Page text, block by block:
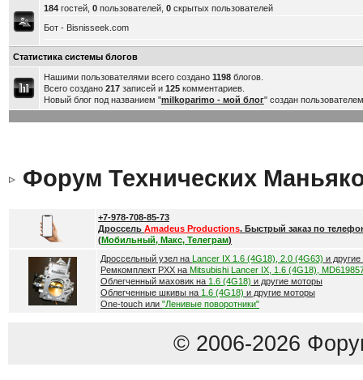
184гостей, 0пользователей, 0скрытых пользователей
Бот - Bisnisseek.com
Статистика системы блогов
Нашими пользователями всего создано 1198блогов.
Всего создано 217записей и 125комментариев.
Новый блог под названием "milkoparimo - мой блог" создан
Форум Технических
+7-978-708-85-73
Дроссель Amadeus Productions. Быстрый заказ по
(Мобильный, Макс, Телеграм)
Дроссельный узел на Lancer IX 1.6 (4G18), 2.0 (4G63) и
Ремкомплект РХХ на Mitsubishi Lancer IX, 1.6 (4G18),
Облегченный маховик на 1.6 (4G18) и другие моторы
Облегченные шкивы на 1.6 (4G18) и другие моторы
One-touch или "Ленивые поворотники"
© 2006-2026